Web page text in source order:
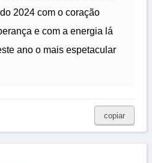
2024 com o coração
e com a energia lá
ano o mais espetacular
copiar